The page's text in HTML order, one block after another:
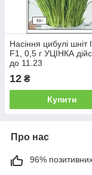
Насіння цибулі шніт
F1, 0,5 г УЦІНКА
до 11.23
12 ₴
Купити
Про нас
96% позитивних